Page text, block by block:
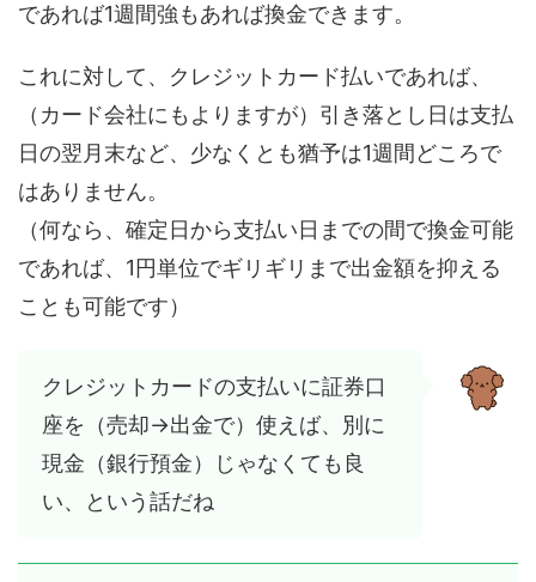
であれば1週間強もあれば換金できます。
これに対して、クレジットカード払いであれば、
（カード会社にもよりますが）引き落とし日は支払
日の翌月末など、少なくとも猶予は1週間どころで
はありません。
（何なら、確定日から支払い日までの間で換金可能
であれば、1円単位でギリギリまで出金額を抑える
ことも可能です）
クレジットカードの支払いに証券口
座を（売却→出金で）使えば、別に
現金（銀行預金）じゃなくても良
い、という話だね